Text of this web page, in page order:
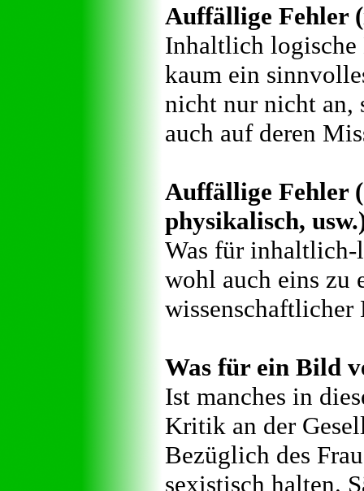
Auffällige Fehler
Inhaltlich logische
kaum ein
nicht nur nicht an,
auch auf deren
Auffällige Fehler
physikalisch,
Was für inhaltlich-
wohl auch eins zu
Was für ein Bild
Ist manches in
Kritik an der
Bezüglich des
sexistisch halten.